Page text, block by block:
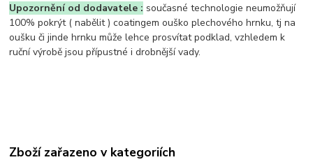
Upozornění od dodavatele : současné technologie neumožňují
100% pokrýt ( nabělit ) coatingem ouško plechového hrnku, tj na
oušku či jinde hrnku může lehce prosvítat podklad, vzhledem k
ruční výrobě jsou přípustné i drobnější vady.
Zboží zařazeno v kategoriích